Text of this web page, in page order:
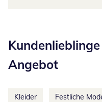
Angebot
Kleider Festliche